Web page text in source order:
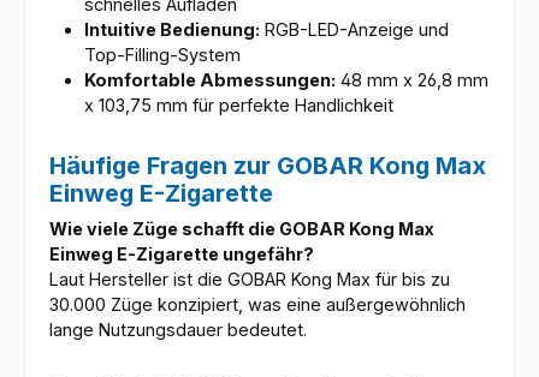
schnelles Aufladen
Intuitive Bedienung: RGB-LED-Anzeige und
Top-Filling-System
Komfortable Abmessungen: 48 mm x 26,8 mm
x 103,75 mm für perfekte Handlichkeit
Häufige Fragen zur GOBAR Kong Max
Einweg E-Zigarette
Wie viele Züge schafft die GOBAR Kong Max
Einweg E-Zigarette ungefähr?
Laut Hersteller ist die GOBAR Kong Max für bis zu
30.000 Züge konzipiert, was eine außergewöhnlich
lange Nutzungsdauer bedeutet.